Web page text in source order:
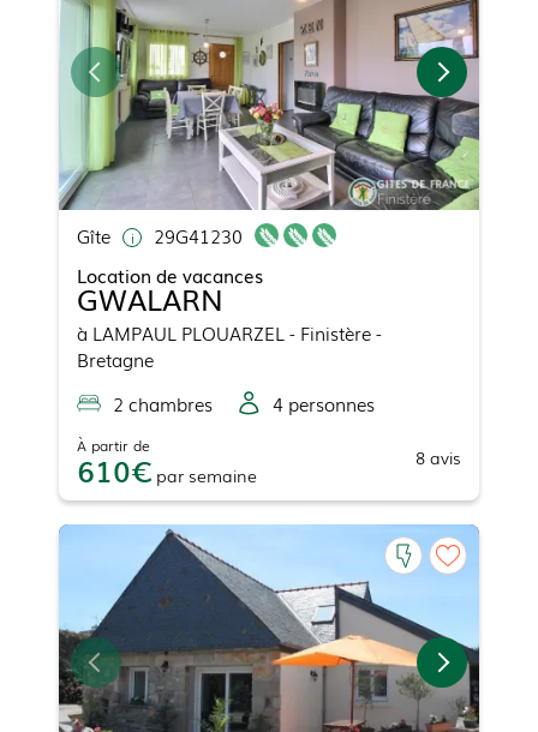
Gîte
29G41230
Location de vacances
GWALARN
à LAMPAUL PLOUARZEL - Finistère -
Bretagne
2 chambres 4 personnes
À partir de
610 par semaine
8 avis